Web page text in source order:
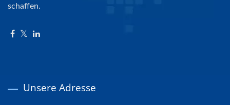
schaffen.
Unsere Adresse